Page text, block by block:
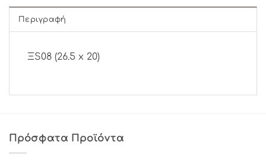
Περιγραφή
ΞS08 (26.5 x 20)
Πρόσφατα Προϊόντα